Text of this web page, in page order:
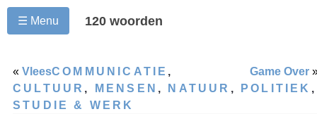
☰ Menu 120 woorden
« Vlees Game Over
COMMUNICATIE ,
CULTUUR , MENSEN , NATUUR , POLITIEK ,
STUDIE & WERK